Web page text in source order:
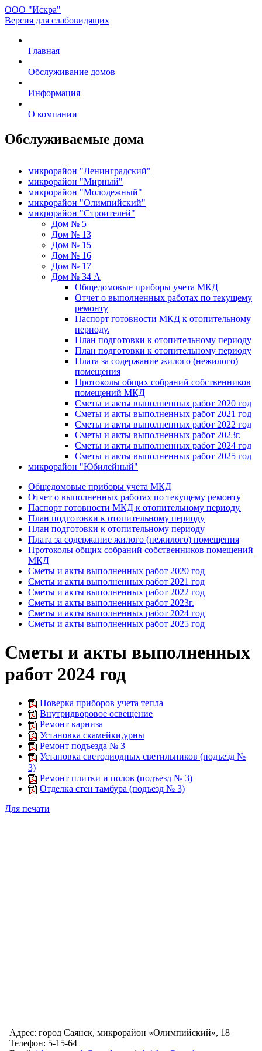
ООО "Искра"
Версия для слабовидящих
Главная
Обслуживание домов
Информация
О компании
Обслуживаемые дома
микрорайон "Ленинградский"
микрорайон "Мирный"
микрорайон "Молодежный"
микрорайон "Олимпийский"
микрорайон "Строителей"
Дом № 5
Дом № 13
Дом № 15
Дом № 16
Дом № 17
Дом № 34 А
Общедомовые приборы учета МКД
Отчет о выполненных работах по текущему
ремонту
Паспорт готовности МКД к отопительному
периоду.
План подготовки к отопительному периоду
План подготовки к отопительному периоду
Плата за содержание жилого (нежилого)
помещения
Протоколы общих собраний собственников
помещений МКД
Сметы и акты выполненных работ 2020 год
Сметы и акты выполненных работ 2021 год
Сметы и акты выполненных работ 2022 год
Сметы и акты выполненных работ 2023г.
Сметы и акты выполненных работ 2024 год
Сметы и акты выполненных работ 2025 год
микрорайон "Юбилейный"
Общедомовые приборы учета МКД
Отчет о выполненных работах по текущему ремонту
Паспорт готовности МКД к отопительному периоду.
План подготовки к отопительному периоду
План подготовки к отопительному периоду
Плата за содержание жилого (нежилого) помещения
Протоколы общих собраний собственников помещений
МКД
Сметы и акты выполненных работ 2020 год
Сметы и акты выполненных работ 2021 год
Сметы и акты выполненных работ 2022 год
Сметы и акты выполненных работ 2023г.
Сметы и акты выполненных работ 2024 год
Сметы и акты выполненных работ 2025 год
Сметы и акты выполненных
работ 2024 год
Поверка приборов учета тепла
Внутридворовое освещение
Ремонт карниза
Установка скамейки,урны
Ремонт подъезда № 3
Установка светодиодных светильников (подъезд №
3)
Ремонт плитки и полов (подъезд № 3)
Отделка стен тамбура (подъезд № 3)
Для печати
Адрес: город Саянск, микрорайон «Олимпийский», 18
Телефон: 5-15-64